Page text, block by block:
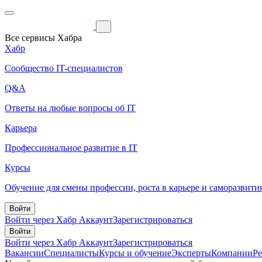
Все сервисы Хабра
Хабр
Сообщество IT-специалистов
Q&A
Ответы на любые вопросы об IT
Карьера
Профессиональное развитие в IT
Курсы
Обучение для смены профессии, роста в карьере и
Войти
Войти через Хабр АккаунтЗарегистрироваться
Войти
Войти через Хабр АккаунтЗарегистрироваться
ВакансииСпециалистыКурсы и обучениеЭкспертыКомпании